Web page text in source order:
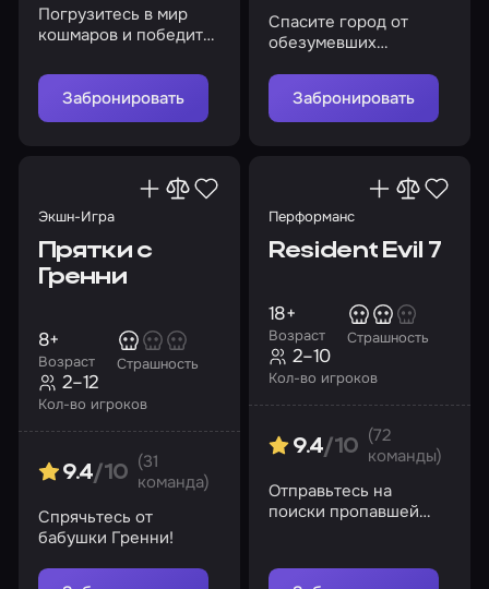
Погрузитесь в мир
кошмаров и победите
Забронировать
Спасите город от
обезумевших
Забронировать
Экшн-Игра
Прятки с
Гренни
Возраст
8+
Страшность
Кол-во игроков
2–12
9.4/10
(31
команда)
Спрячьтесь от
бабушки Гренни!
Перформанс
Resident Evil 7
Возраст
18+
Страшность
Кол-во игроков
2–10
9.4/10
(72
команды)
Отправьтесь на
поиски пропавшей